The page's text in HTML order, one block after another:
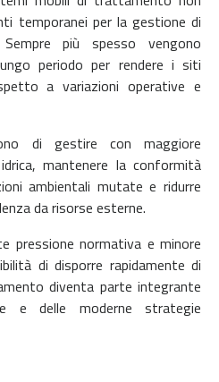
temporanei per la gestione di
più spesso vengono
periodo per rendere i siti
a variazioni operative e
di gestire con maggiore
mantenere la conformità
ambientali mutate e ridurre
da risorse esterne.
pressione normativa e minore
di disporre rapidamente di
diventa parte integrante
e delle moderne strategie